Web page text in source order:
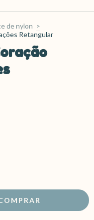
de nylon >
Retangular